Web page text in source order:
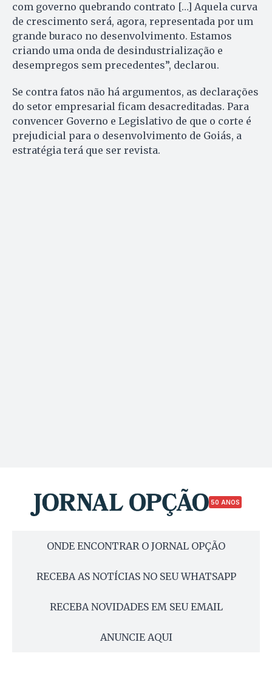
com governo quebrando contrato […] Aquela curva
de crescimento será, agora, representada por um
grande buraco no desenvolvimento. Estamos
criando uma onda de desindustrialização e
desempregos sem precedentes”, declarou.
Se contra fatos não há argumentos, as declarações
do setor empresarial ficam desacreditadas. Para
convencer Governo e Legislativo de que o corte é
prejudicial para o desenvolvimento de Goiás, a
estratégia terá que ser revista.
50 ANOS
ONDE ENCONTRAR O JORNAL OPÇÃO
RECEBA AS NOTÍCIAS NO SEU WHATSAPP
RECEBA NOVIDADES EM SEU EMAIL
ANUNCIE AQUI